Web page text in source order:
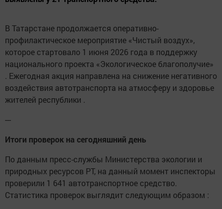
В Татарстане продолжается оперативно-
профилактическое мероприятие «Чистый воздух»,
которое стартовало 1 июня 2026 года в поддержку
национального проекта «Экологическое благополучие»
. Ежегодная акция направлена на снижение негативного
воздействия автотранспорта на атмосферу и здоровье
жителей республики .
---
Итоги проверок на сегодняшний день
По данным пресс-службы Министерства экологии и
природных ресурсов РТ, на данный момент инспекторы
проверили 1 641 автотранспортное средство.
Статистика проверок выглядит следующим образом :